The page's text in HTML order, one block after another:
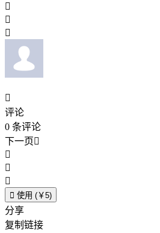




评论
0 条评论
下一页



 使用 (￥5)
分享
复制链接